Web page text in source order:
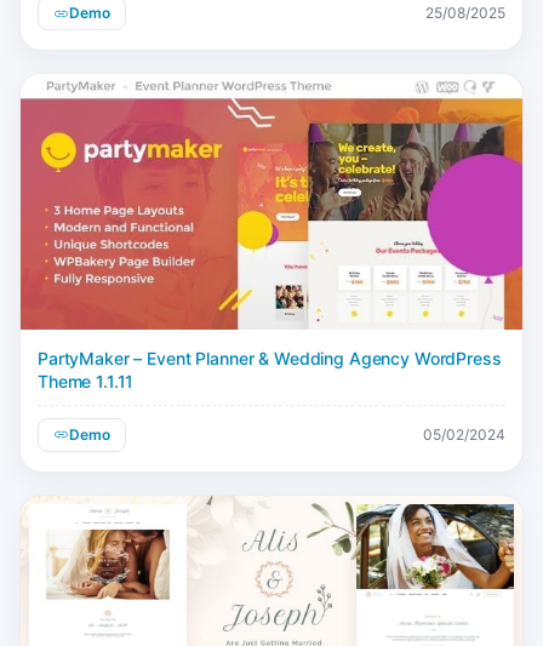
Demo 25/08/2025
PartyMaker – Event Planner & Wedding Agency WordPress
Theme 1.1.11
Demo 05/02/2024